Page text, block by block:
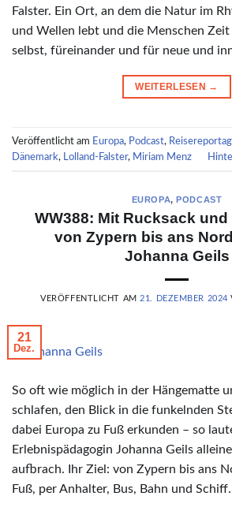
Falster. Ein Ort, an dem die Natur im
und Wellen lebt und die Menschen
selbst, füreinander und für neue und
WEITERLESEN →
Veröffentlicht am Europa, Podcast,
Dänemark, Lolland-Falster, Miriam Menz
EUROPA, PODCAST
WW388: Mit Rucksack und
von Zypern bis ans
Johanna Geils
VERÖFFENTLICHT AM 21. DEZEMBER 2024
© Johanna Geils
21
Dez.
So oft wie möglich in der Hängematte
schlafen, den Blick in die funkelnden
dabei Europa zu Fuß erkunden – so
Erlebnispädagogin Johanna Geils
aufbrach. Ihr Ziel: von Zypern bis ans
Fuß, per Anhalter, Bus, Bahn und Schiff.